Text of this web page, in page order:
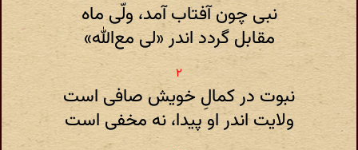
نبی چون آفتاب آمد، ولّی ماه
مقابل گردد اندر «لی مع‌الله»
نبوت در کمالِ خویش صافی است
ولایت اندر او پیدا، نه مخفی است